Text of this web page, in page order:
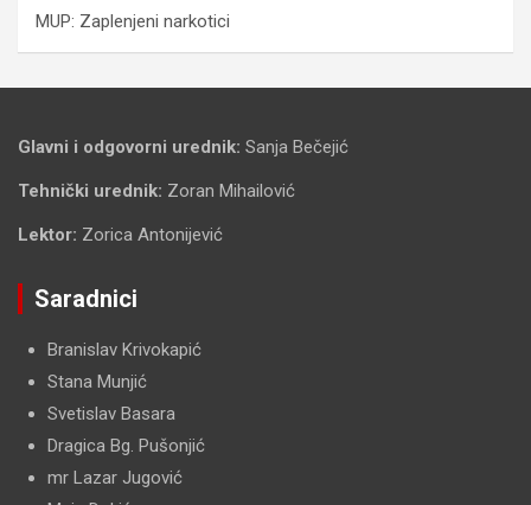
MUP: Zaplenjeni narkotici
Glavni i odgovorni urednik: Sanja Bečejić
Tehnički urednik: Zoran Mihailović
Lektor: Zorica Antonijević
Saradnici
Branislav Krivokapić
Stana Munjić
Svetislav Basara
Dragica Bg. Pušonjić
mr Lazar Jugović